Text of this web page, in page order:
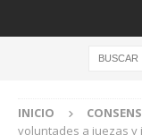
INICIO
voluntades a juezas y